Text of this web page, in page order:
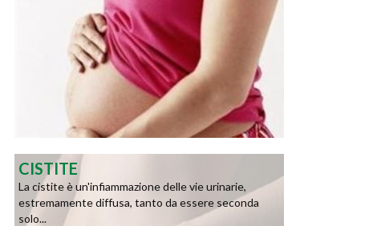
CISTITE
La cistite è un'infiammazione delle vie urinarie,
estremamente diffusa, tanto da essere seconda
solo...